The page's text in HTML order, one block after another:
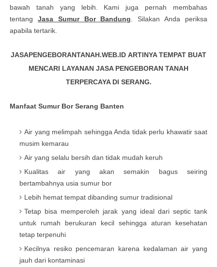
bawah tanah yang lebih. Kami juga pernah membahas
tentang Jasa Sumur Bor Bandung . Silakan Anda periksa
apabila tertarik.
JASAPENGEBORANTANAH.WEB.ID ARTINYA TEMPAT BUAT
MENCARI LAYANAN JASA PENGEBORAN TANAH
TERPERCAYA DI SERANG.
Manfaat Sumur Bor Serang Banten
Air yang melimpah sehingga Anda tidak perlu khawatir saat
musim kemarau
Air yang selalu bersih dan tidak mudah keruh
Kualitas air yang akan semakin bagus seiring
bertambahnya usia sumur bor
Lebih hemat tempat dibanding sumur tradisional
Tetap bisa memperoleh jarak yang ideal dari septic tank
untuk rumah berukuran kecil sehingga aturan kesehatan
tetap terpenuhi
Kecilnya resiko pencemaran karena kedalaman air yang
jauh dari kontaminasi